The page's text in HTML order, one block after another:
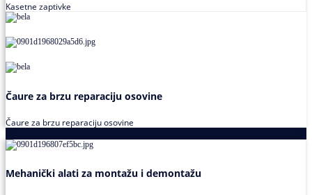
Kasetne zaptivke
Čaure za brzu reparaciju osovine
Čaure za brzu reparaciju osovine
Mehanički alati za montažu i demontažu